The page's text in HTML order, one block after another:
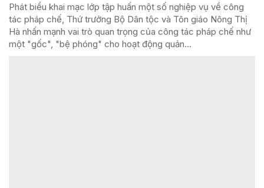
Phát biểu khai mạc lớp tập huấn một số nghiệp vụ về công
tác pháp chế, Thứ trưởng Bộ Dân tộc và Tôn giáo Nông Thị
Hà nhấn mạnh vai trò quan trọng của công tác pháp chế như
một "gốc", "bệ phóng" cho hoạt động quản...